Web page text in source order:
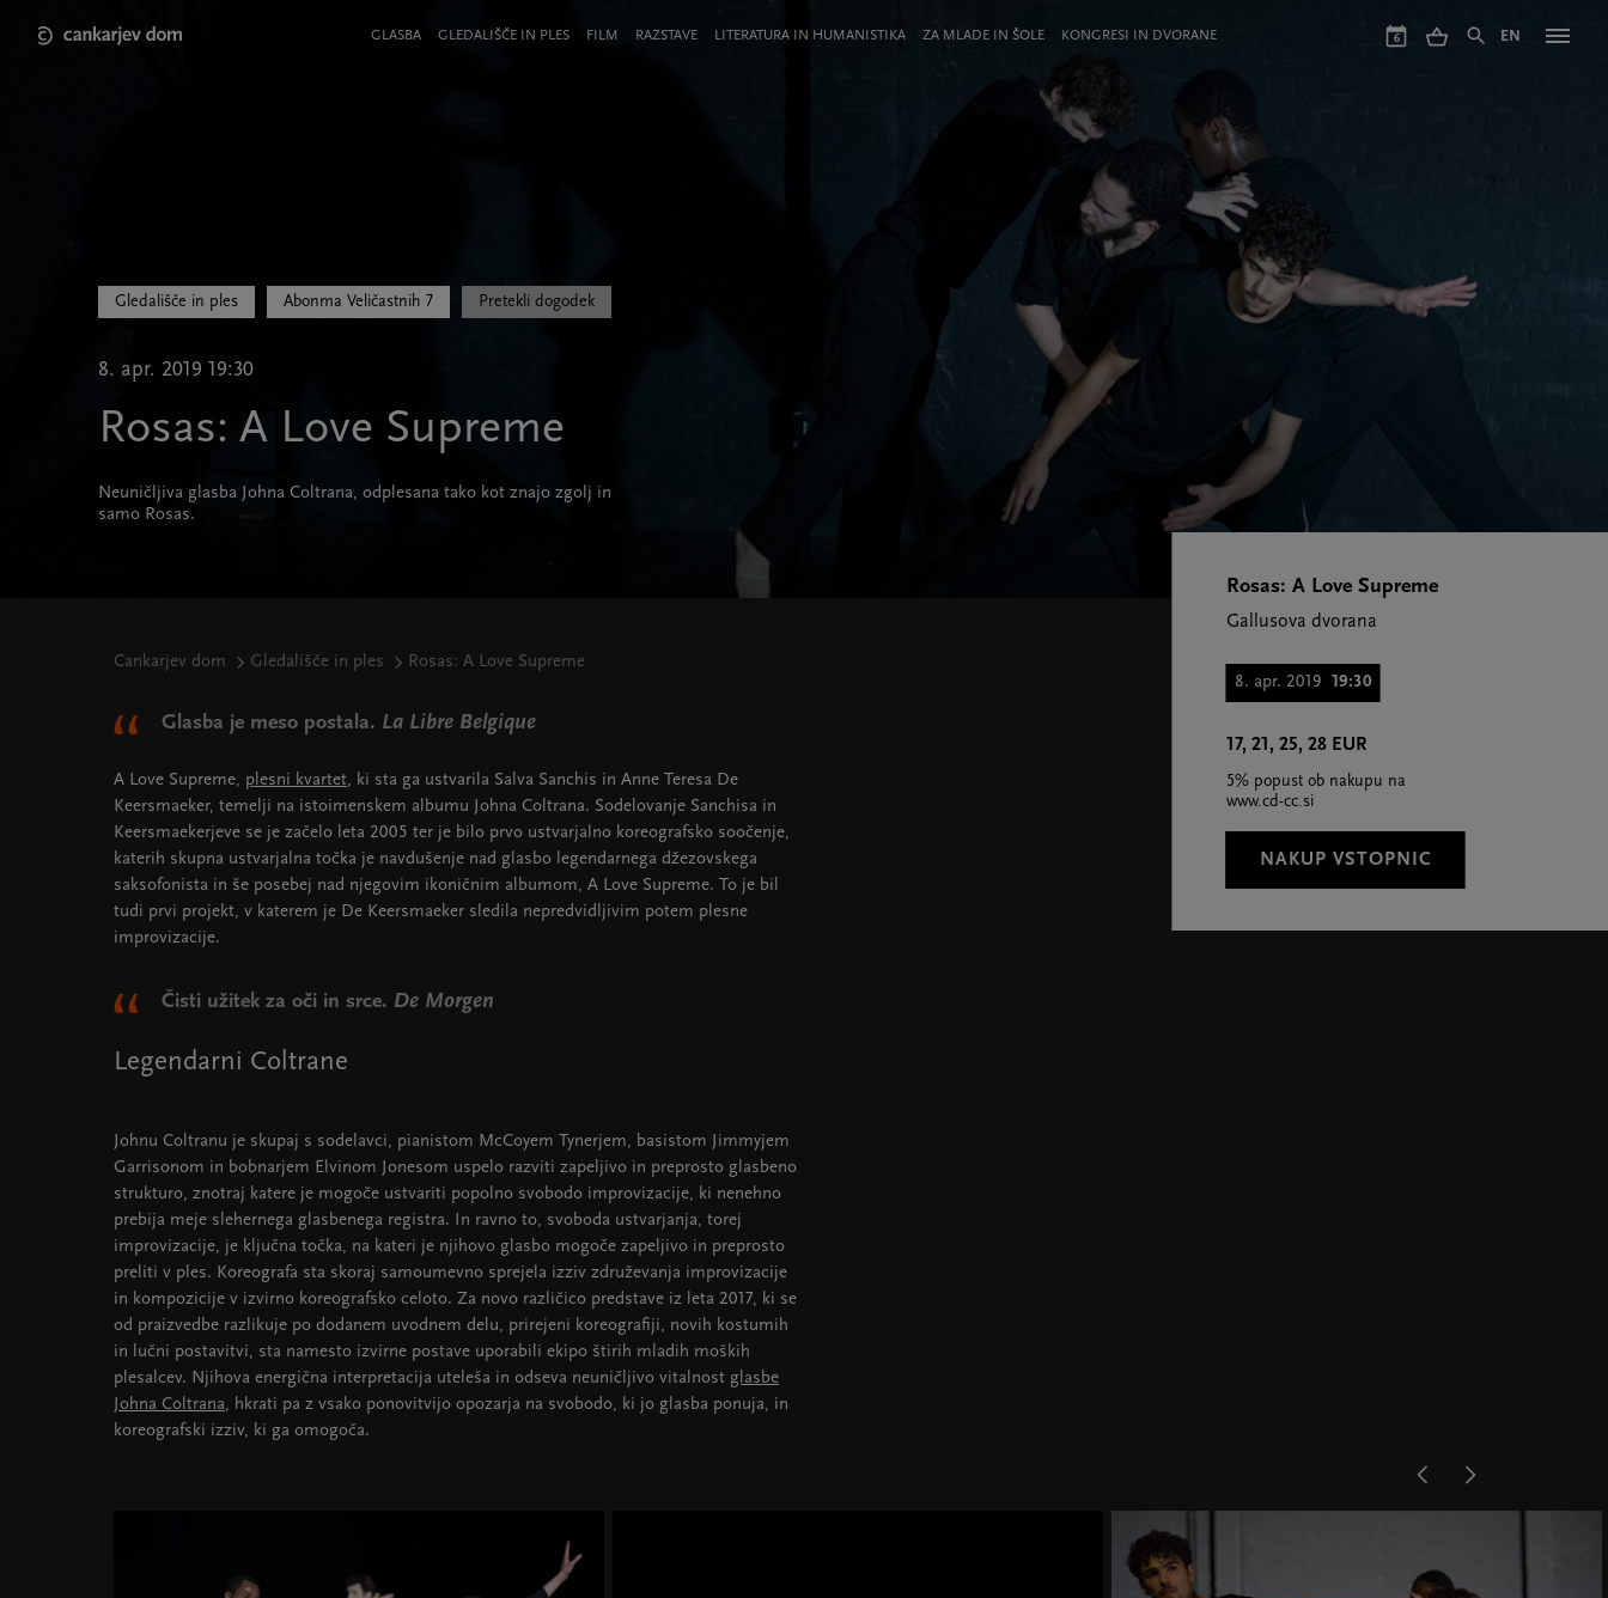
main
MeniGLASBA GLEDALIŠČE IN PLES FILM RAZSTAVE LITERATURA IN HUMANISTIKA ZA MLADE IN ŠOLE KONGRESI IN DVORANE 6 EN
Gledališče in ples Abonma Veličastnih 7 Pretekli dogodek
8. apr. 2019 19:30
Rosas: A Love Supreme
Neuničljiva glasba Johna Coltrana, odplesana tako kot znajo zgolj in
samo Rosas.
Cankarjev dom Gledališče in ples Rosas: A Love Supreme
Glasba je meso postala. La Libre Belgique
A Love Supreme, plesni kvartet, ki sta ga ustvarila Salva Sanchis in Anne Teresa De
Keersmaeker, temelji na istoimenskem albumu Johna Coltrana. Sodelovanje Sanchisa in
Keersmaekerjeve se je začelo leta 2005 ter je bilo prvo ustvarjalno koreografsko soočenje,
katerih skupna ustvarjalna točka je navdušenje nad glasbo legendarnega džezovskega
saksofonista in še posebej nad njegovim ikoničnim albumom, A Love Supreme. To je bil
tudi prvi projekt, v katerem je De Keersmaeker sledila nepredvidljivim potem plesne
improvizacije.
Čisti užitek za oči in srce. De Morgen
Legendarni Coltrane
Johnu Coltranu je skupaj s sodelavci, pianistom McCoyem Tynerjem, basistom Jimmyjem
Garrisonom in bobnarjem Elvinom Jonesom uspelo razviti zapeljivo in preprosto glasbeno
strukturo, znotraj katere je mogoče ustvariti popolno svobodo improvizacije, ki nenehno
prebija meje slehernega glasbenega registra. In ravno to, svoboda ustvarjanja, torej
improvizacije, je ključna točka, na kateri je njihovo glasbo mogoče zapeljivo in preprosto
preliti v ples. Koreografa sta skoraj samoumevno sprejela izziv združevanja improvizacije
in kompozicije v izvirno koreografsko celoto. Za novo različico predstave iz leta 2017, ki se
od praizvedbe razlikuje po dodanem uvodnem delu, prirejeni koreografiji, novih kostumih
in lučni postavitvi, sta namesto izvirne postave uporabili ekipo štirih mladih moških
plesalcev. Njihova energična interpretacija uteleša in odseva neuničljivo vitalnost glasbe
Johna Coltrana, hkrati pa z vsako ponovitvijo opozarja na svobodo, ki jo glasba ponuja, in
koreografski izziv, ki ga omogoča.
Rosas: A Love Supreme
Gallusova dvorana
8. apr. 2019 19:30
17, 21, 25, 28 EUR
5% popust ob nakupu na
www.cd-cc.si
NAKUP VSTOPNIC